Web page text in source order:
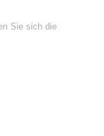
Sie sich die